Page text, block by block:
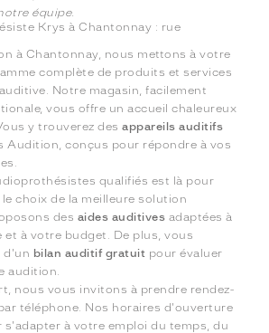
équipe.
Krys à Chantonnay : rue
à Chantonnay, nous mettons à votre
complète de produits et services
Notre magasin, facilement
vous offre un accueil chaleureux
y trouverez desappareils auditifs
Audition, conçus pour répondre à vos
qualifiés est là pour
choix de la meilleure solution
des aides auditives adaptées à
et à votre budget. De plus, vous
d'un bilan auditif gratuit pour évaluer
audition.
nous vous invitons à prendre rendez-
téléphone. Nos horaires d'ouverture
à votre emploi du temps, du